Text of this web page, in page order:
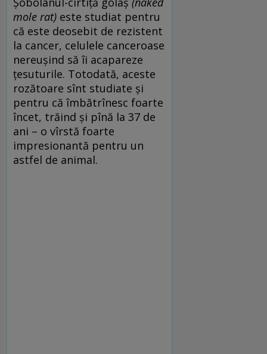
mole rat) este studiat pentru
că este deosebit de rezistent
la cancer, celulele canceroase
nereușind să îi acapareze
țesuturile. Totodată, aceste
rozătoare sînt studiate și
pentru că îmbătrînesc foarte
încet, trăind și pînă la 37 de
ani – o vîrstă foarte
impresionantă pentru un
astfel de animal.